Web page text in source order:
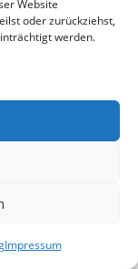
Website
oder zurückziehst,
werden.
Impressum
Erklärung):
kann